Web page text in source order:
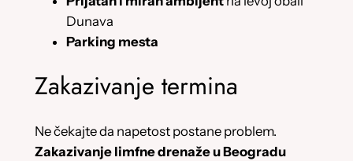
Dunava
Parking mesta
Zakazivanje termina
Ne čekajte da napetost postane problem.
Zakazivanje limfne drenaže u Beogradu